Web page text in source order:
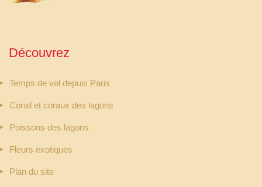
Découvrez
Temps de vol depuis Paris
Corail et coraux des lagons
Poissons des lagons
Fleurs exotiques
Plan du site